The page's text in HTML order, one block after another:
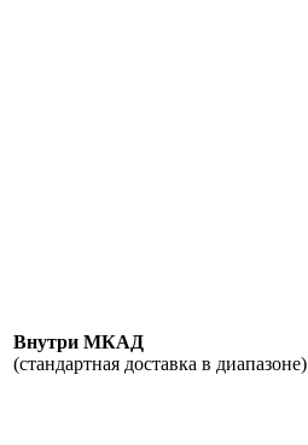
Внутри МКАД
(стандартная доставка в диапазоне)